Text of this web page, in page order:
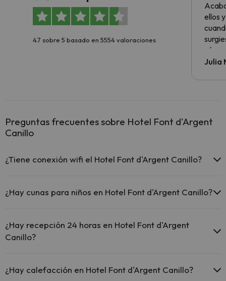
4.7 sobre 5 basado en 5554 valoraciones
ellos
todo
Julia
Preguntas frecuentes sobre Hotel Font d'Argent
Canillo
¿Tiene conexión wifi el Hotel Font d'Argent Canillo?
hotel.
¿Hay cunas para niños en Hotel Font d'Argent Canillo?
(solicítalo antes de iniciar tu viaje).
¿Hay recepción 24 horas en Hotel Font d'Argent
Canillo?
¿Hay calefacción en Hotel Font d'Argent Canillo?